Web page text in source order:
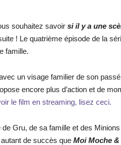
souhaitez savoir si il y a une
! Le quatrième épisode de la
famille.
un visage familier de son
encore plus d’action et de
le film en streaming, lisez ceci.
Gru, de sa famille et des
de succès que Moi Moche &